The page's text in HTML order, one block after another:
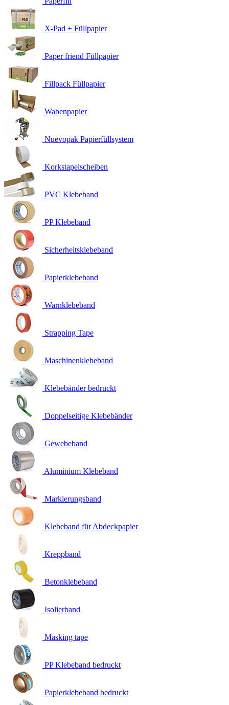
X-Pad + Füllpapier
Paper friend Füllpapier
Fillpack Füllpapier
Wabenpapier
Nuevopak Papierfüllsystem
Korkstapelscheiben
PVC Klebeband
PP Klebeband
Sicherheitsklebeband
Papierklebeband
Warnklebeband
Strapping Tape
Maschinenklebeband
Klebebänder bedruckt
Doppelseitige Klebebänder
Gewebeband
Aluminium Klebeband
Markierungsband
Klebeband für Abdeckpapier
Kreppband
Betonklebeband
Isolierband
Masking tape
PP Klebeband bedruckt
Papierklebeband bedruckt